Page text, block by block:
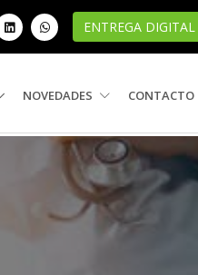
ENTREGA DIGITAL
NOVEDADES CONTACTO